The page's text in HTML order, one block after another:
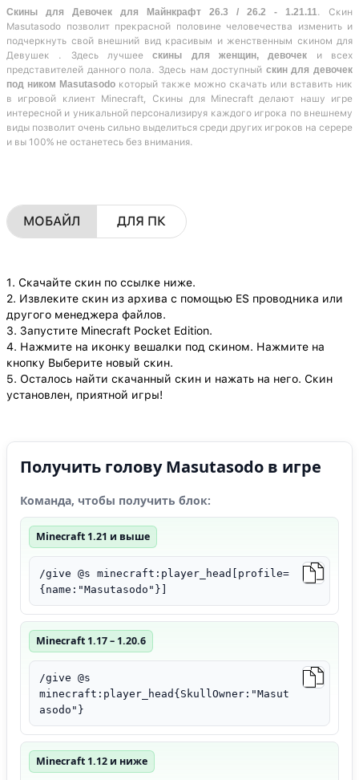
Скины для Девочек для Майнкрафт 26.3 / 26.2 - 1.21.11 . Скин
Masutasodo позволит прекрасной половине человечества изменить и
подчеркнуть свой внешний вид красивым и женственным скином для
Девушек . Здесь лучшеескины для женщин, девочек и всех
представителей данного пола. Здесь нам доступный скин для девочек
под ником Masutasodo который также можно скачать или вставить ник
в игровой клиент Minecraft, Скины для Minecraft делают нашу игре
интересной и уникальной персонализируя каждого игрока по внешнему
виды позволит очень сильно выделиться среди других игроков на серере
и вы 100% не останетесь без внимания.
МОБАЙЛ ДЛЯ ПК
1. Скачайте скин по ссылке ниже.
2. Извлеките скин из архива с помощью ES проводника или
другого менеджера файлов.
3. Запустите Minecraft Pocket Edition.
4. Нажмите на иконку вешалки под скином. Нажмите на
кнопку Выберите новый скин.
5. Осталось найти скачанный скин и нажать на него. Скин
установлен, приятной игры!
Получить голову Masutasodo в игре
Команда, чтобы получить блок:
Minecraft 1.21 и выше
/give @s minecraft:player_head[profile=
{name:"Masutasodo"}]
Minecraft 1.17 – 1.20.6
/give @s
minecraft:player_head{SkullOwner:"Masut
asodo"}
Minecraft 1.12 и ниже